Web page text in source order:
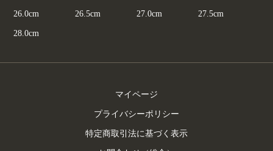
26.0cm 26.5cm 27.0cm 27.5cm
28.0cm
マイページ
プライバシーポリシー
特定商取引法に基づく表示